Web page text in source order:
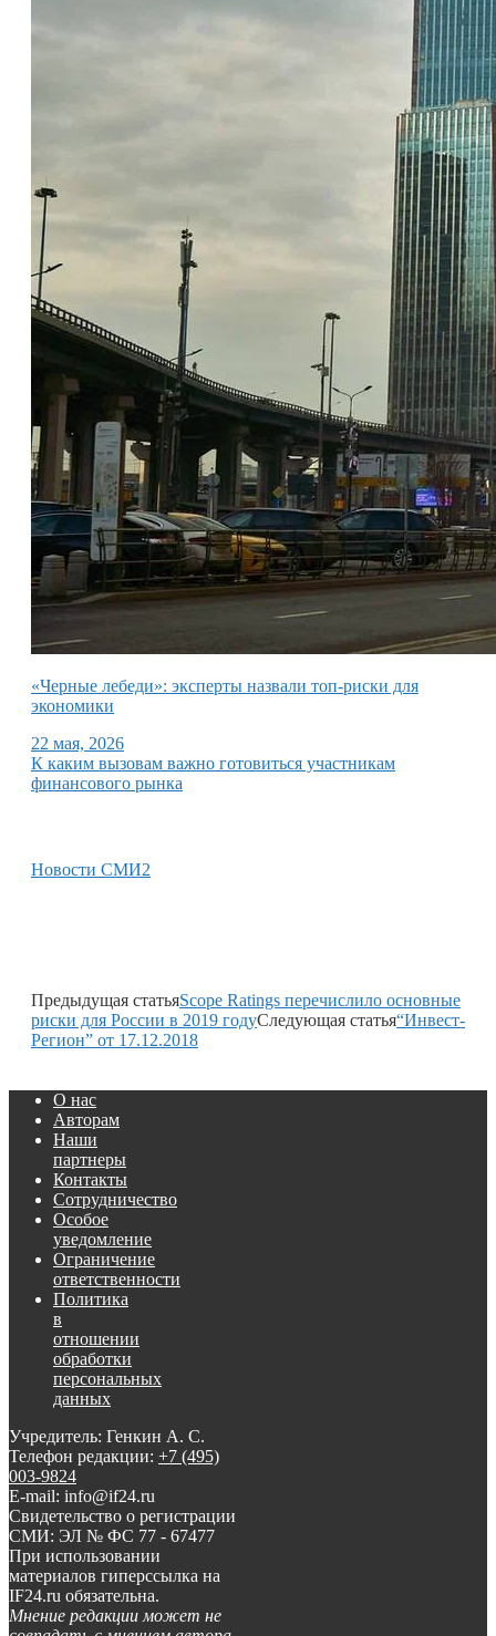
«Черные лебеди»: эксперты назвали топ-риски для
экономики
22 мая, 2026
К каким вызовам важно готовиться участникам
финансового рынка
Новости СМИ2
Предыдущая статьяScope Ratings перечислило основные
риски для России в 2019 годуСледующая статья“Инвест-
Регион” от 17.12.2018
О нас
Авторам
Наши
партнеры
Контакты
Сотрудничество
Особое
уведомление
Ограничение
ответственности
Политика
в
отношении
обработки
персональных
данных
Учредитель: Генкин А. С.
Телефон редакции: +7 (495)
003-9824
E-mail: info@if24.ru
Свидетельство о регистрации
СМИ: ЭЛ № ФС 77 - 67477
При использовании
материалов гиперссылка на
IF24.ru обязательна.
Мнение редакции может не